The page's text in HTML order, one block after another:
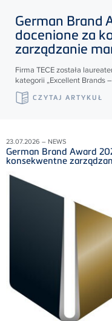
German Brand
docenione za
zarządzanie
Firma TECEzostała
kategorii „Excellent Brands
CZYTAJ ARTYKUŁ
23.07.2026 – NEWS
German Brand Award
konsekwentne